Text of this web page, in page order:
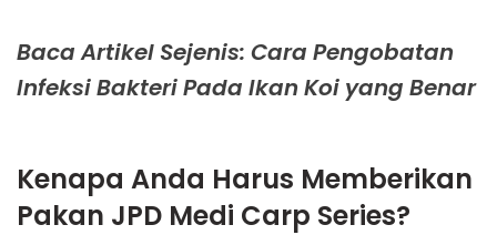
Baca Artikel Sejenis: Cara Pengobatan
Infeksi Bakteri Pada Ikan Koi yang Benar
Kenapa Anda Harus Memberikan
Pakan JPD Medi Carp Series?